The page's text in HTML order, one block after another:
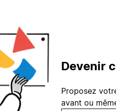
Devenir
Proposez
avant ou